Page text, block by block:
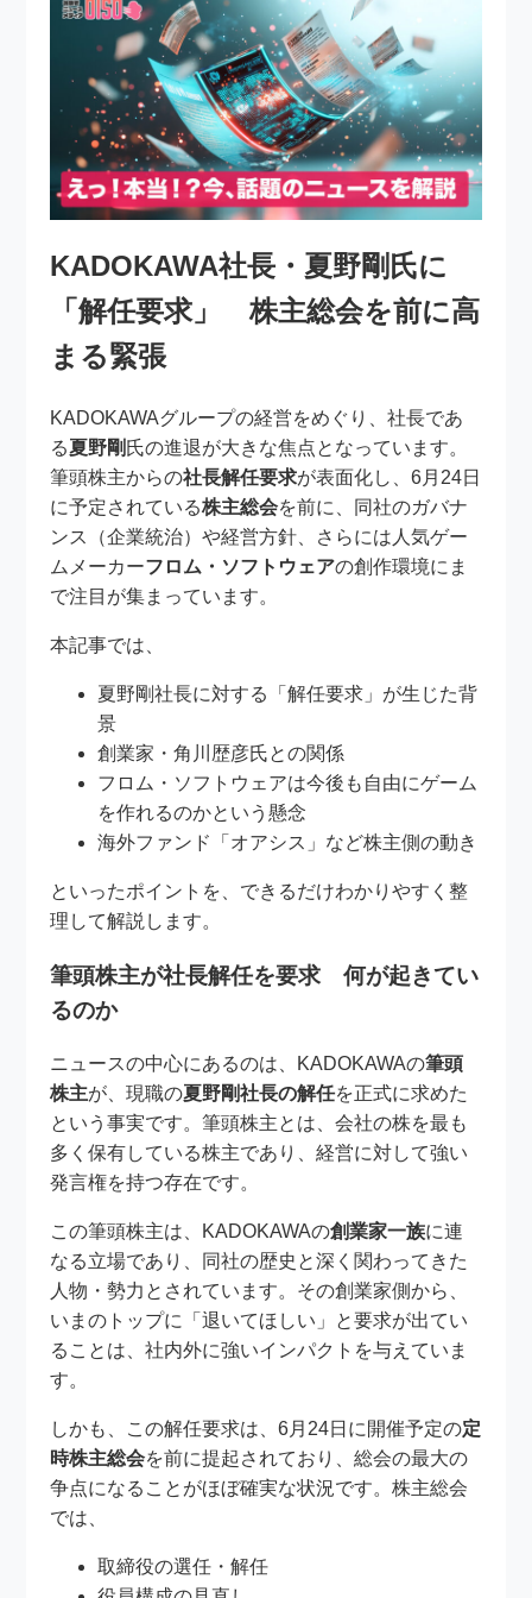
KADOKAWA社長・夏野剛氏に
「解任要求」 株主総会を前に高
まる緊張
KADOKAWAグループの経営をめぐり、社長であ
る夏野剛 氏の進退が大きな焦点となっています。
筆頭株主からの社長解任要求が表面化し、6月24日
に予定されている株主総会を前に、同社のガバナ
ンス（企業統治）や経営方針、さらには人気ゲー
ムメーカーフロム・ソフトウェアの創作環境にま
で注目が集まっています。
本記事では、
夏野剛社長に対する「解任要求」が生じた背
景
創業家・角川歴彦氏との関係
フロム・ソフトウェアは今後も自由にゲーム
を作れるのかという懸念
海外ファンド「オアシス」など株主側の動き
といったポイントを、できるだけわかりやすく整
理して解説します。
筆頭株主が社長解任を要求 何が起きてい
るのか
ニュースの中心にあるのは、KADOKAWAの筆頭
株主が、現職の夏野剛社長の解任を正式に求めた
という事実です。筆頭株主とは、会社の株を最も
多く保有している株主であり、経営に対して強い
発言権を持つ存在です。
この筆頭株主は、KADOKAWAの創業家一族に連
なる立場であり、同社の歴史と深く関わってきた
人物・勢力とされています。その創業家側から、
いまのトップに「退いてほしい」と要求が出てい
ることは、社内外に強いインパクトを与えていま
す。
しかも、この解任要求は、6月24日に開催予定の定
時株主総会を前に提起されており、総会の最大の
争点になることがほぼ確実な状況です。株主総会
では、
取締役の選任・解任